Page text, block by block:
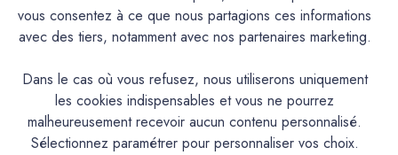
Les 3 Matons
Marmolakt® - Couleur
chaux - Dose Colorante
162,80€
Les 3 Matons
MARBREX® R - Couleur
chaux - Préteinté pâte
pigmentaire
49,50€
vous consentez à ce que nous partagions ces informations
avec des tiers, notamment avec nos partenaires marketing.
Dans le cas où vous refusez, nous utiliserons uniquement
les cookies indispensables et vous ne pourrez
malheureusement recevoir aucun contenu personnalisé.
Sélectionnez paramétrer pour personnaliser vos choix.